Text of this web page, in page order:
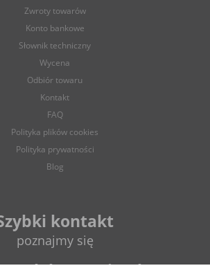
Zwroty towarów
Konto bankowe
Słownik techniczny
Wycena
Odbiór towaru
Kontakt
FAQ
Polityka plików cookies
Polityka prywatności
Blog
kontakt
poznajmy się